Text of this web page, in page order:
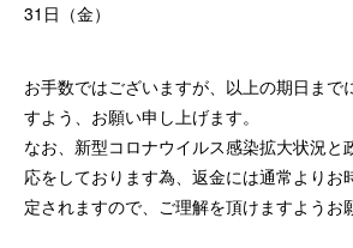
31日（金）
お手数ではございますが、以上の期日まで
すよう、お願い申し上げます。
なお、新型コロナウイルス感染拡大状況と
応をしております為、返金には通常よりお
定されますので、ご理解を頂けますようお